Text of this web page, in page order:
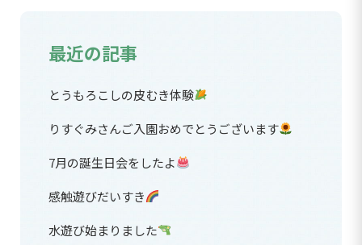
最近の記事
とうもろこしの皮むき体験
りすぐみさんご入園おめでとうございます
7月の誕生日会をしたよ
感触遊びだいすき
水遊び始まりました